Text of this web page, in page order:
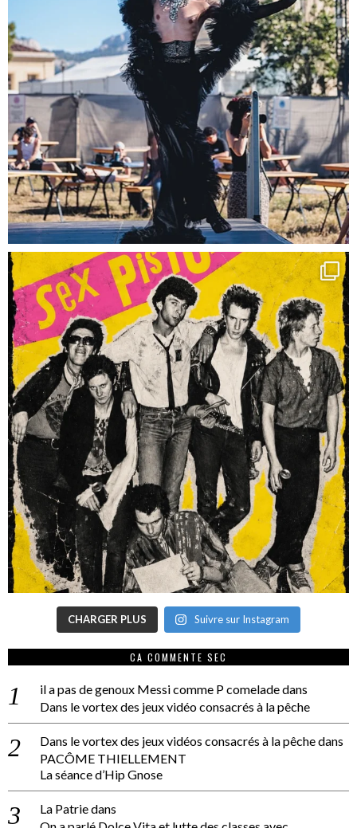
CHARGER PLUS Suivre sur Instagram
CA COMMENTE SEC
il a pas de genoux Messi comme P comeladedans
Dans le vortex des jeux vidéo consacrés à la pêche
Dans le vortex des jeux vidéos consacrés à la pêchedans
PACÔME THIELLEMENT
La séance d’Hip Gnose
La Patriedans